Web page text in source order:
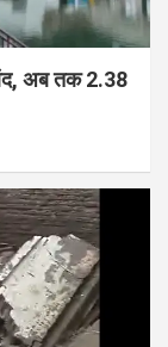
अब तक 2.38